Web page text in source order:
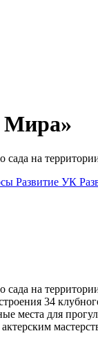
Мира»
сада на
Развитие УК
сада на
34
для